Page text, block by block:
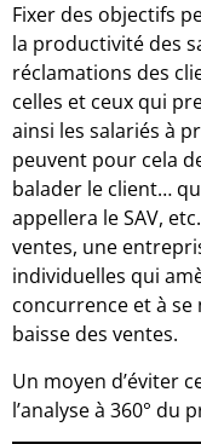
Fixer des objectifs
la productivité des
réclamations des
celles et ceux qui
ainsi les salariés à
peuvent pour cela
balader le client…
appellera le SAV,
ventes, une
individuelles qui
concurrence et à
baisse des ventes.
Un moyen d’éviter
l’analyse à 360° du